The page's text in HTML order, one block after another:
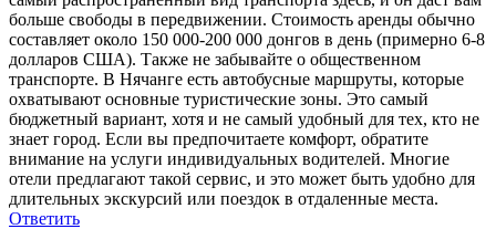
больше свободы в передвижении. Стоимость аренды обычно
составляет около 150 000-200 000 донгов в день (примерно 6-8
долларов США). Также не забывайте о общественном
транспорте. В Нячанге есть автобусные маршруты, которые
охватывают основные туристические зоны. Это самый
бюджетный вариант, хотя и не самый удобный для тех, кто не
знает город. Если вы предпочитаете комфорт, обратите
внимание на услуги индивидуальных водителей. Многие
отели предлагают такой сервис, и это может быть удобно для
длительных экскурсий или поездок в отдаленные места.
Ответить